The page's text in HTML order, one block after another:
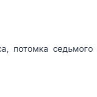
потомка